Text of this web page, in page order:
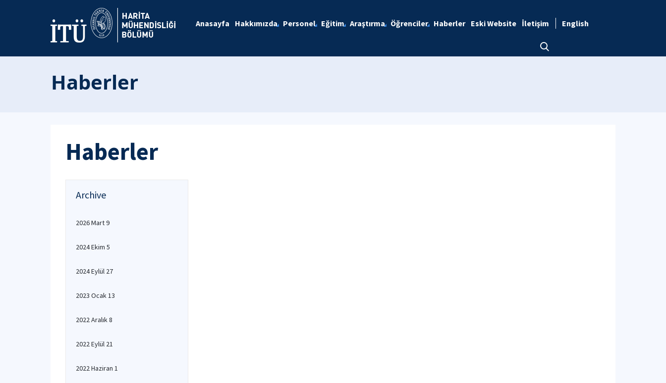
Anasayfa Hakkımızda Personel Eğitim Araştırma Öğrenciler Haberler Eski Website İletişim English
Haberler
Haberler
Archive
2026 Mart 9
2024 Ekim 5
2024 Eylül 27
2023 Ocak 13
2022 Aralık 8
2022 Eylül 21
2022 Haziran 1